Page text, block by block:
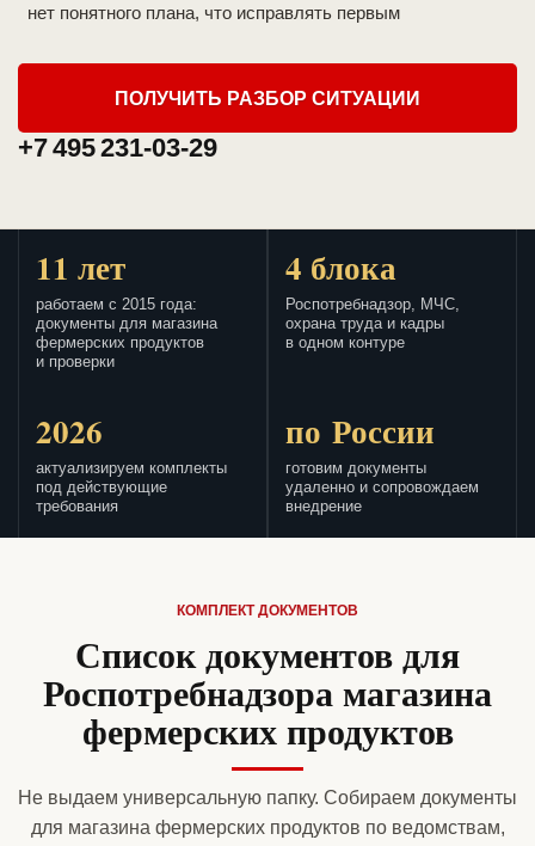
нет понятного плана, что исправлять первым
ПОЛУЧИТЬ РАЗБОР СИТУАЦИИ
+7 495 231-03-29
11 лет
работаем с 2015 года:
документы для магазина
фермерских продуктов
и проверки
4 блока
Роспотребнадзор, МЧС,
охрана труда и кадры
в одном контуре
2026
актуализируем комплекты
под действующие
требования
по России
готовим документы
удаленно и сопровождаем
внедрение
КОМПЛЕКТ ДОКУМЕНТОВ
Список документов для
Роспотребнадзора магазина
фермерских продуктов
Не выдаем универсальную папку. Собираем документы
для магазина фермерских продуктов по ведомствам,